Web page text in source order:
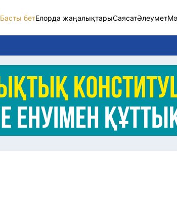
Басты бетЕлорда жаңалықтарыСаясатӘлеумет
Саясат